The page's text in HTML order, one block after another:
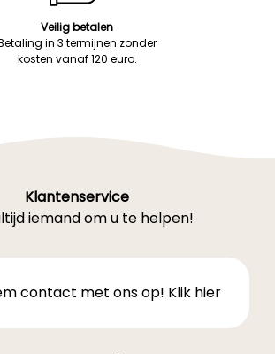
Veilig betalen
in 3 termijnen zonder
kosten vanaf 120 euro.
Klantenservice
iemand om u te helpen!
contact met ons op! Klik hier